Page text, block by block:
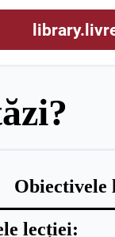
Obiectivele
lecției: